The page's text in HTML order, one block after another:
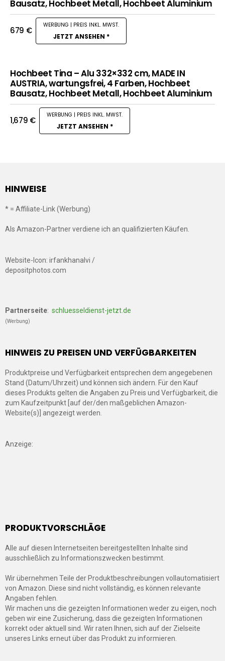
Bausatz, Hochbeet Metall, Hochbeet Aluminium
679 €
JETZT ANSEHEN *
Hochbeet Tina – Alu 332×332 cm, MADE IN
AUSTRIA, wartungsfrei, 4 Farben, Hochbeet
Bausatz, Hochbeet Metall, Hochbeet Aluminium
1,679 €
JETZT ANSEHEN *
HINWEISE
* = Affiliate-Link (Werbung)
Als Amazon-Partner verdiene ich an qualifizierten Käufen.
Website-Icon: irfankhanalvi /
depositphotos.com
Partnerseite: schluesseldienst-jetzt.de
(Werbung)
HINWEIS ZU PREISEN UND VERFÜGBARKEITEN
Produktpreise und Verfügbarkeit entsprechen dem angegebenen
Stand (Datum/Uhrzeit) und können sich ändern. Für den Kauf
dieses Produkts gelten die Angaben zu Preis und Verfügbarkeit, die
zum Kaufzeitpunkt [auf der/den maßgeblichen Amazon-
Website(s)] angezeigt werden.
Anzeige:
PRODUKTVORSCHLÄGE
Alle auf diesen Internetseiten bereitgestellten Inhalte sind
ausschließlich zu Informationszwecken bestimmt.
Wir übernehmen Teile der Produktbeschreibungen vollautomatisiert
von Amazon. Diese sind nicht vollständig, es können relevante
Angaben fehlen.
Wir machen uns die gezeigten Informationen weder zu eigen, noch
geben wir eine Zusicherung, dass die gezeigten Informationen
korrekt oder aktuell sind. Wir raten Ihnen, sich auf der Zielseite
unseres Links erneut über das Produkt zu informieren.